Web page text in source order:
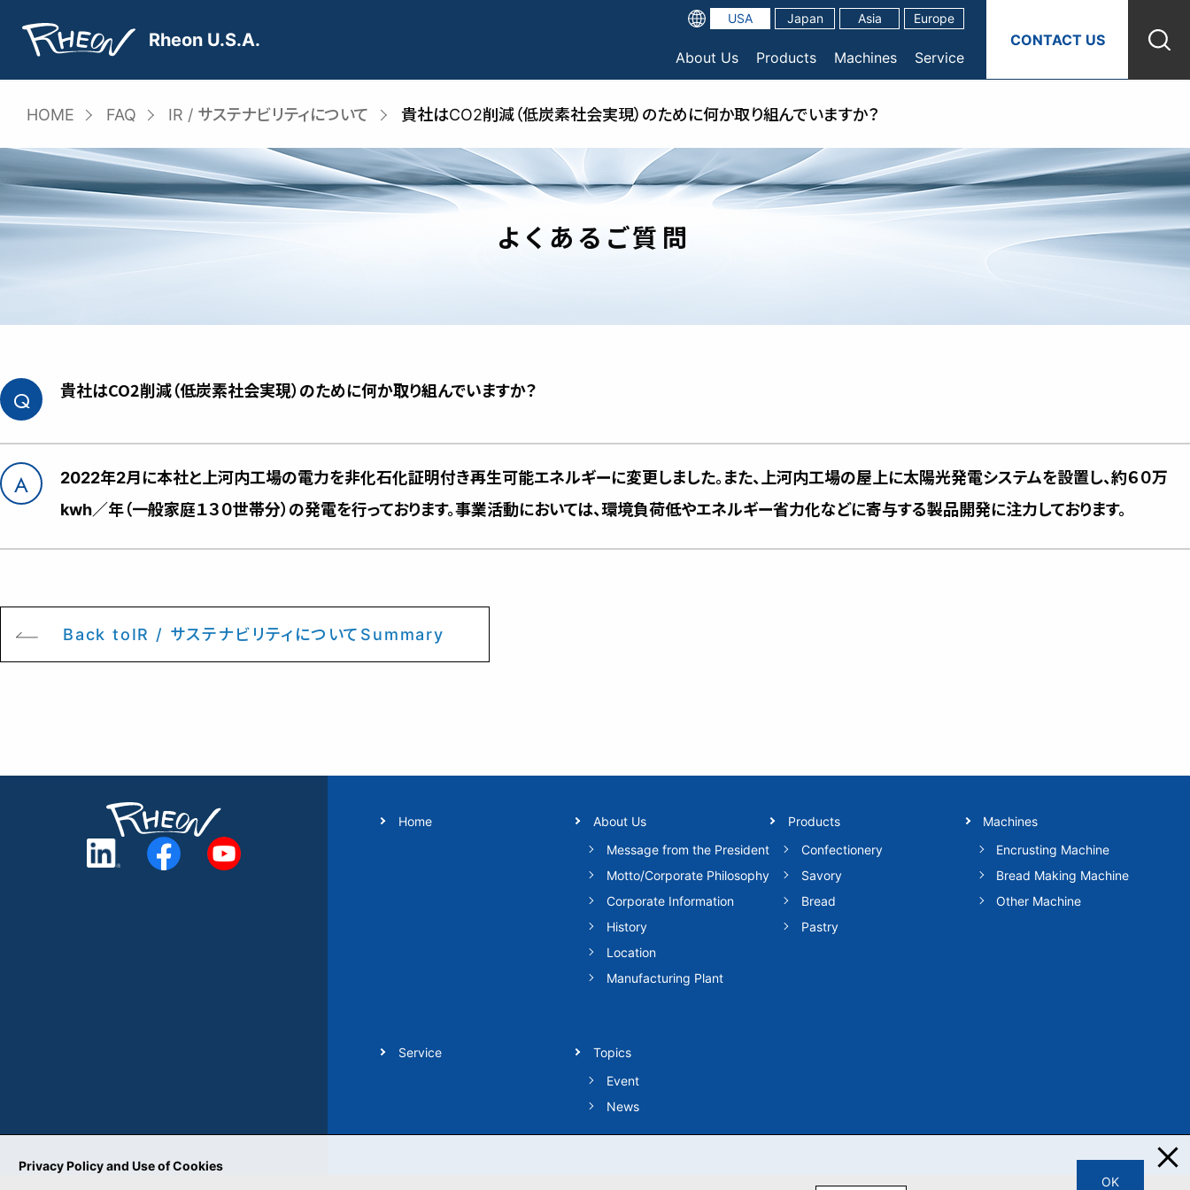
content
Rheon U.S.A.
USA Japan Asia Europe
About Us Products Machines Service
CONTACT US
HOME FAQ IR / サステナビリティについて 貴社はCO2削減（低炭素社会実現）のために何か取り組んでいますか？
よくあるご質問
貴社はCO2削減（低炭素社会実現）のために何か取り組んでいますか？
2022年2月に本社と上河内工場の電力を非化石化証明付き再生可能エネルギーに変更しました。また、上河内工場の屋上に太陽光発電システムを設置し、約６０万
kwh／年（一般家庭１３０世帯分）の発電を行っております。事業活動においては、環境負荷低やエネルギー省力化などに寄与する製品開発に注力しております。
Back toIR / サステナビリティについてSummary
Home
About Us
Message from the President
Motto/Corporate Philosophy
Corporate Information
History
Location
Manufacturing Plant
Products
Confectionery
Savory
Bread
Pastry
Machines
Encrusting Machine
Bread Making Machine
Other Machine
Service
Topics
Event
News
Privacy Policy and Use of Cookies
OK